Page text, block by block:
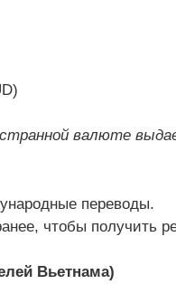
валюте
переводы.
чтобы получить
Вьетнама)